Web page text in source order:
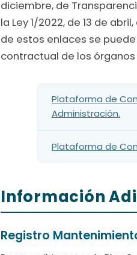
diciembre, de
la Ley 1/2022, de 13 de
de estos enlaces se
contractual de los
Plataforma de
Administración.
Plataforma de
Información
Registro